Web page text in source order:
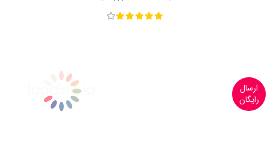
ارسال
رایگان